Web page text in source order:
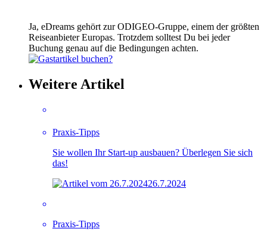
Ja, eDreams gehört zur ODIGEO-Gruppe, einem der größten
Reiseanbieter Europas. Trotzdem solltest Du bei jeder
Buchung genau auf die Bedingungen achten.
Weitere Artikel
Praxis-Tipps
Sie wollen Ihr Start-up ausbauen? Überlegen Sie sich
das!
26.7.2024
Praxis-Tipps